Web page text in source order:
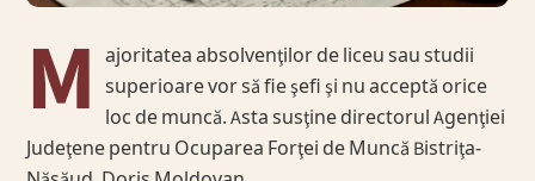
M ajoritatea absolvenţilor de liceu sau studii
superioare vor să fie şefi şi nu acceptă orice
loc de muncă. Asta susţine directorul Agenţiei
Judeţene pentru Ocuparea Forţei de Muncă Bistriţa-